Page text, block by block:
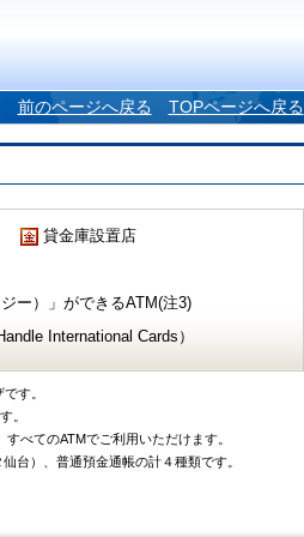
前のページへ戻る TOPページへ戻る
貸金庫設置店
ー）」ができるATM(注3)
International Cards）
す。
。
べてのATMでご利用いただけます。
台）、普通預金通帳の計４種類です。